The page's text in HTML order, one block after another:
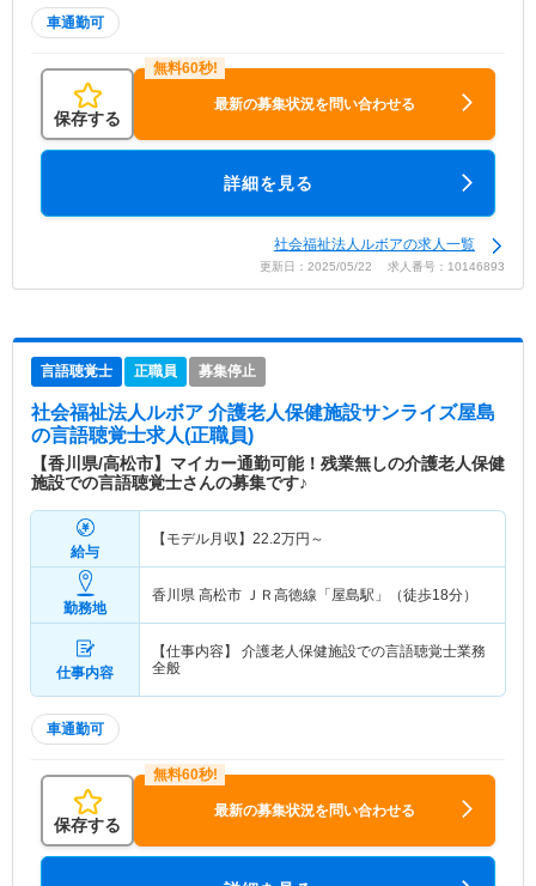
車通勤可
保存する
最新の募集状況を問い合わせる
詳細を見る
社会福祉法人ルボアの求人一覧
更新日：2025/05/22 求人番号：10146893
言語聴覚士 正職員 募集停止
社会福祉法人ルボア 介護老人保健施設サンライズ屋島
の言語聴覚士求人(正職員)
【香川県/高松市】マイカー通勤可能！残業無しの介護老人保健
施設での言語聴覚士さんの募集です♪
給与
【モデル月収】 22.2万円～
勤務地
香川県 高松市 ＪＲ高徳線「屋島駅」（徒歩18分）
仕事内容
【仕事内容】 介護老人保健施設での言語聴覚士業務
全般
車通勤可
保存する
最新の募集状況を問い合わせる